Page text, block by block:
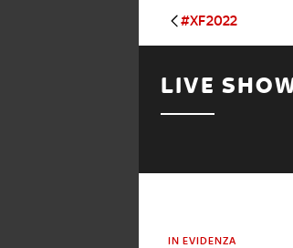
#XF2022
LIVE
IN EVIDENZA